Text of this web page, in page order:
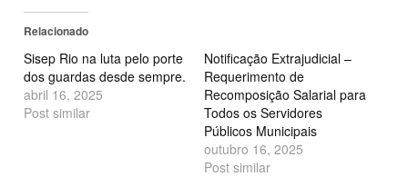
em
janela)
Relacionado
Sisep Rio na luta pelo porte
dos guardas desde sempre.
abril 16, 2025
Post similar
Notificação Extrajudicial –
Requerimento de
Recomposição Salarial para
Todos os Servidores
Públicos Municipais
outubro 16, 2025
Post similar